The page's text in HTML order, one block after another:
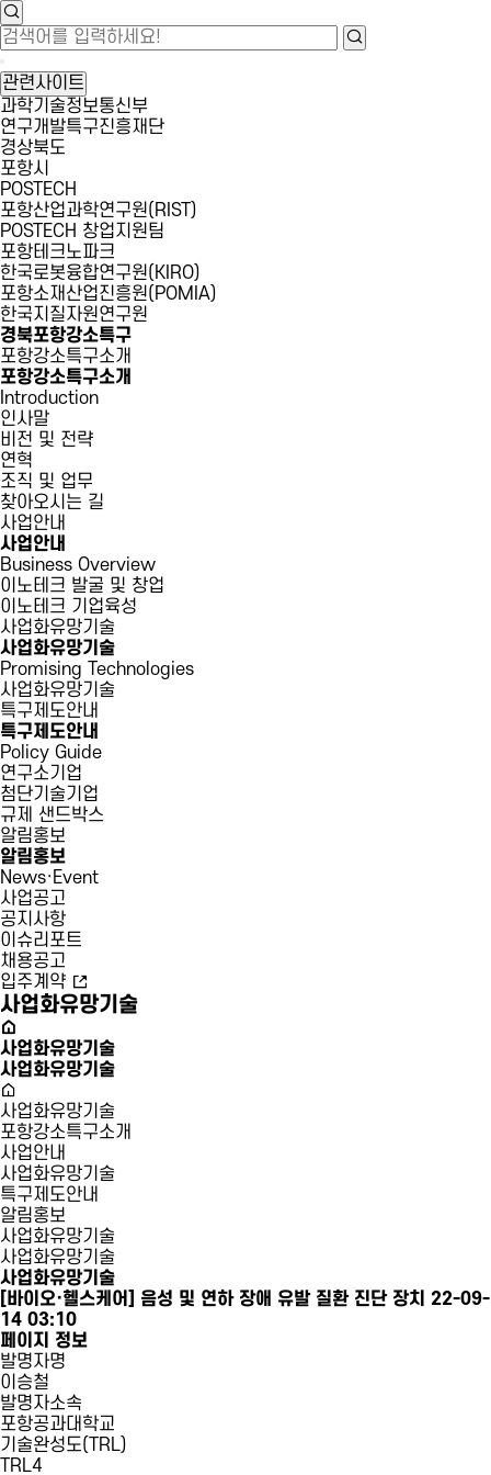
관련사이트
과학기술정보통신부
연구개발특구진흥재단
경상북도
포항시
POSTECH
포항산업과학연구원(RIST)
POSTECH 창업지원팀
포항테크노파크
한국로봇융합연구원(KIRO)
포항소재산업진흥원(POMIA)
한국지질자원연구원
경북포항강소특구
포항강소특구소개
포항강소특구소개
Introduction
인사말
비전 및 전략
연혁
조직 및 업무
찾아오시는 길
사업안내
사업안내
Business Overview
이노테크 발굴 및 창업
이노테크 기업육성
사업화유망기술
사업화유망기술
Promising Technologies
사업화유망기술
특구제도안내
특구제도안내
Policy Guide
연구소기업
첨단기술기업
규제 샌드박스
알림홍보
알림홍보
News·Event
사업공고
공지사항
이슈리포트
채용공고
입주계약
사업화유망기술
사업화유망기술
사업화유망기술
사업화유망기술
포항강소특구소개
사업안내
사업화유망기술
특구제도안내
알림홍보
사업화유망기술
사업화유망기술
사업화유망기술
[바이오·헬스케어]
음성 및 연하 장애 유발 질환 진단 장치 22-09-
14 03:10
페이지 정보
발명자명
이승철
발명자소속
포항공과대학교
기술완성도(TRL)
TRL4